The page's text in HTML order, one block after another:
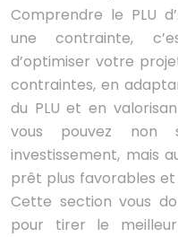
Comprendre le PLU
une contrainte,
d’optimiser votre
contraintes, en
du PLU et en
vous pouvez non
investissement, mais
prêt plus favorables et
Cette section vous
pour tirer le